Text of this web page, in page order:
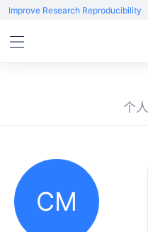
Improve Research Reproducibility
个
CM